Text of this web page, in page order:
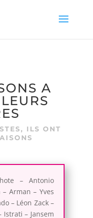
A
ILS ONT
– Antonio
Arman – Yves
– Léon Zack –
Istrati – Jansem